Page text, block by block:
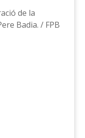
de la
Badia. / FPB